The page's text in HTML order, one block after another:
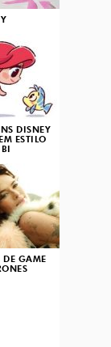
DISNEY
ESTILO
DE GAME